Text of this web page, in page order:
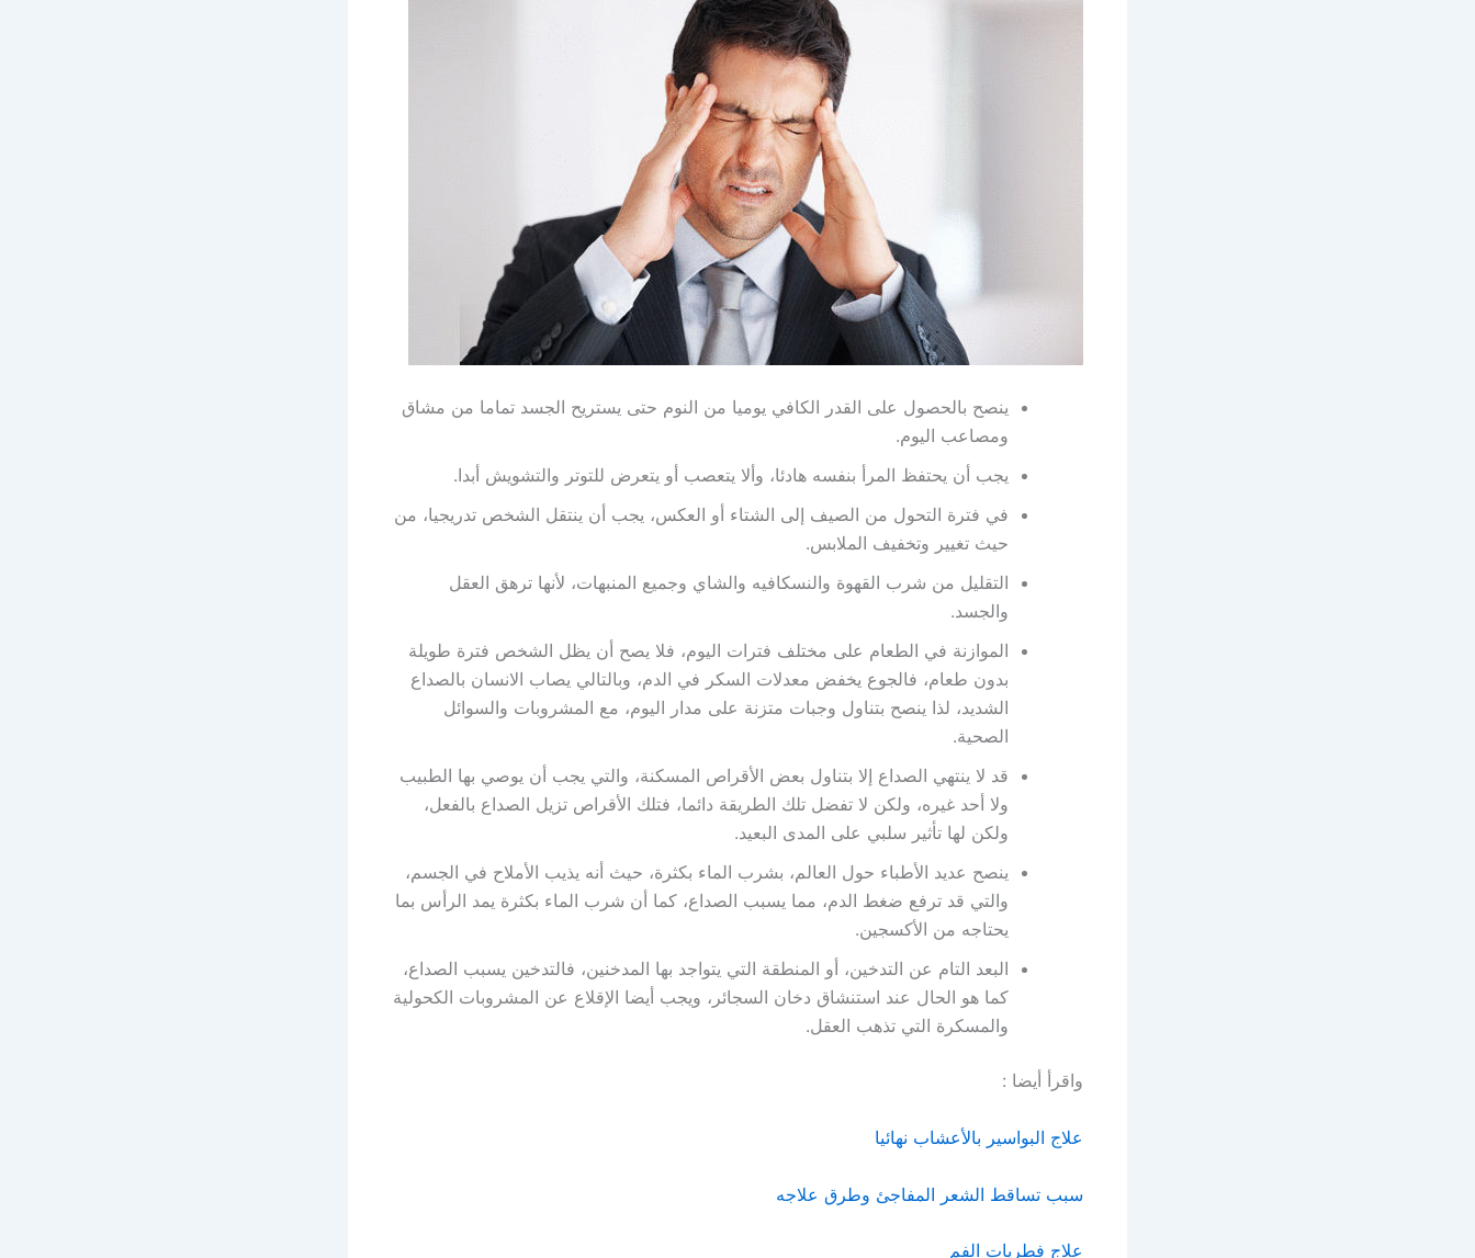
ينصح بالحصول على القدر الكافي يوميا من النوم حتى يستريح الجسد تماما من مشاق
ومصاعب اليوم.
يجب أن يحتفظ المرأ بنفسه هادئا، وألا يتعصب أو يتعرض للتوتر والتشويش أبدا.
في فترة التحول من الصيف إلى الشتاء أو العكس، يجب أن ينتقل الشخص تدريجيا، من
حيث تغيير وتخفيف الملابس.
التقليل من شرب القهوة والنسكافيه والشاي وجميع المنبهات، لأنها ترهق العقل
والجسد.
الموازنة في الطعام على مختلف فترات اليوم، فلا يصح أن يظل الشخص فترة طويلة
بدون طعام، فالجوع يخفض معدلات السكر في الدم، وبالتالي يصاب الانسان بالصداع
الشديد، لذا ينصح بتناول وجبات متزنة على مدار اليوم، مع المشروبات والسوائل
الصحية.
قد لا ينتهي الصداع إلا بتناول بعض الأقراص المسكنة، والتي يجب أن يوصي بها الطبيب
ولا أحد غيره، ولكن لا تفضل تلك الطريقة دائما، فتلك الأقراص تزيل الصداع بالفعل،
ولكن لها تأثير سلبي على المدى البعيد.
ينصح عديد الأطباء حول العالم، بشرب الماء بكثرة، حيث أنه يذيب الأملاح في الجسم،
والتي قد ترفع ضغط الدم، مما يسبب الصداع، كما أن شرب الماء بكثرة يمد الرأس بما
يحتاجه من الأكسجين.
البعد التام عن التدخين، أو المنطقة التي يتواجد بها المدخنين، فالتدخين يسبب الصداع،
كما هو الحال عند استنشاق دخان السجائر، ويجب أيضا الإقلاع عن المشروبات الكحولية
والمسكرة التي تذهب العقل.
واقرأ أيضا :
علاج البواسير بالأعشاب نهائيا
سبب تساقط الشعر المفاجئ وطرق علاجه
علاج فطريات الفم